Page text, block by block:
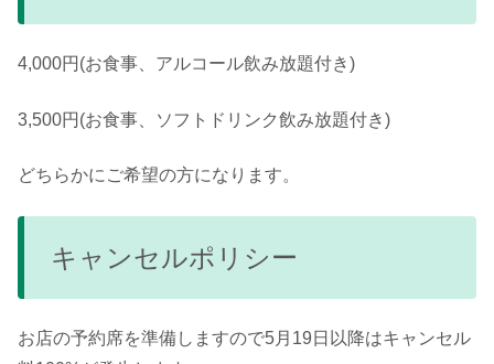
4,000円(お食事、アルコール飲み放題付き)
3,500円(お食事、ソフトドリンク飲み放題付き)
どちらかにご希望の方になります。
キャンセルポリシー
お店の予約席を準備しますので5月19日以降はキャンセル